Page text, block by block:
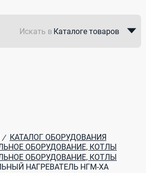
Искать в Каталоге товаров
/ КАТАЛОГ ОБОРУДОВАНИЯ
ОБОРУДОВАНИЕ, КОТЛЫ
ОБОРУДОВАНИЕ, КОТЛЫ
НАГРЕВАТЕЛЬ НГМ-ХА